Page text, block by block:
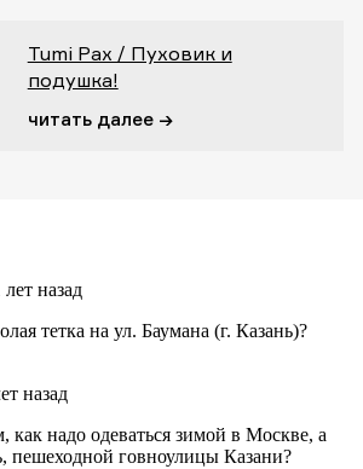
Tumi Pax / Пуховик и
подушка!
читать далее →